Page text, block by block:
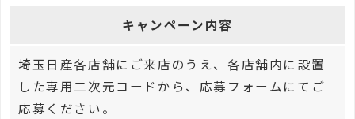
キャンペーン内容
埼玉日産各店舗にご来店のうえ、各店舗内に設置
した専用二次元コードから、応募フォームにてご
応募ください。